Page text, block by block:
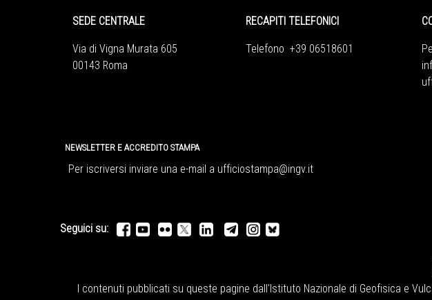
SEDE CENTRALE
Via di Vigna Murata 605
00143 Roma
RECAPITI TELEFONICI
Telefono +39 06518601
NEWSLETTER E ACCREDITO STAMPA
Per iscriversi inviare una e-mail a ufficiostampa@ingv.it
Seguici su:
I contenuti pubblicati su queste pagine dall'Istituto Nazionale di Geofisica e